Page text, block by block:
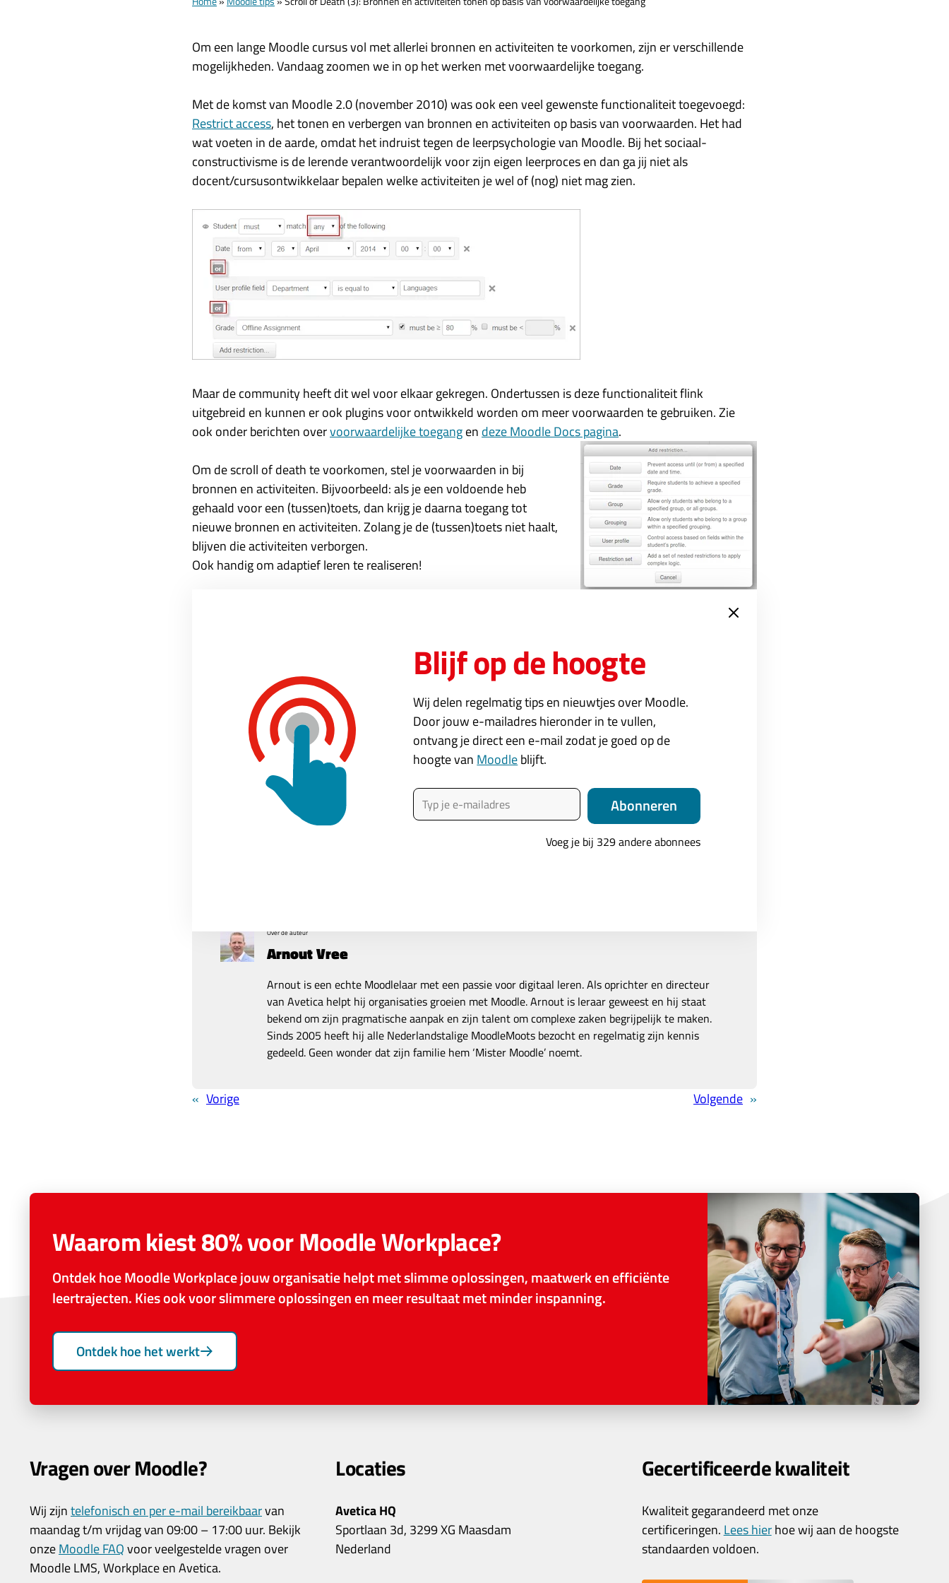
Om een lange Moodle cursus vol met allerlei bronnen en activiteiten te voorkomen, zijn er verschillende
mogelijkheden. Vandaag zoomen we in op het werken met voorwaardelijke toegang.
Met de komst van Moodle 2.0 (november 2010) was ook een veel gewenste functionaliteit toegevoegd:
Restrict access, het tonen en verbergen van bronnen en activiteiten op basis van voorwaarden. Het had
wat voeten in de aarde, omdat het indruist tegen de leerpsychologie van Moodle. Bij het sociaal-
constructivisme is de lerende verantwoordelijk voor zijn eigen leerproces en dan ga jij niet als
docent/cursusontwikkelaar bepalen welke activiteiten je wel of (nog) niet mag zien.
Maar de community heeft dit wel voor elkaar gekregen. Ondertussen is deze functionaliteit flink
uitgebreid en kunnen er ook plugins voor ontwikkeld worden om meer voorwaarden te gebruiken. Zie
ook onder berichten overvoorwaardelijke toegangen deze Moodle Docs pagina.
Om de scroll of death te voorkomen, stel je voorwaarden in bij
bronnen en activiteiten. Bijvoorbeeld: als je een voldoende heb
gehaald voor een (tussen)toets, dan krijg je daarna toegang tot
nieuwe bronnen en activiteiten. Zolang je de (tussen)toets niet haalt,
blijven die activiteiten verborgen.
Ook handig om adaptief leren te realiseren!
Over de auteur
Arnout Vree
Arnout is een echte Moodlelaar met een passie voor digitaal leren. Als oprichter en directeur
van Avetica helpt hij organisaties groeien met Moodle. Arnout is leraar geweest en hij staat
bekend om zijn pragmatische aanpak en zijn talent om complexe zaken begrijpelijk te maken.
Sinds 2005 heeft hij alle Nederlandstalige MoodleMoots bezocht en regelmatig zijn kennis
gedeeld. Geen wonder dat zijn familie hem ‘Mister Moodle’ noemt.
« Vorige Volgende »
Waarom kiest 80% voor Moodle Workplace?
Ontdek hoe Moodle Workplace jouw organisatie helpt met slimme oplossingen, maatwerk en efficiënte
leertrajecten. Kies ook voor slimmere oplossingen en meer resultaat met minder inspanning.
Ontdek hoe het werkt
Vragen over Moodle?
Wij zijntelefonisch en per e-mail bereikbaarvan
maandag t/m vrijdag van 09:00 – 17:00 uur. Bekijk
onzeMoodle FAQvoor veelgestelde vragen over
Moodle LMS, Workplace en Avetica.
Locaties
Avetica HQ
Sportlaan 3d, 3299 XG Maasdam
Nederland
Gecertificeerde kwaliteit
Kwaliteit gegarandeerd met onze
certificeringen. Lees hierhoe wij aan de hoogste
standaarden voldoen.
Blijf op de hoogte
Wij delen regelmatig tips en nieuwtjes over Moodle.
Door jouw e-mailadres hieronder in te vullen,
ontvang je direct een e-mail zodat je goed op de
hoogte van Moodleblijft.
Typ je e-mailadres
Abonneren
Voeg je bij 329 andere abonnees